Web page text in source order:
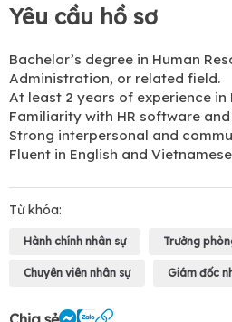
Yêu cầu hồ sơ
Bachelor’s degree in Human
Administration, or related field.
At least 2 years of experience in
Familiarity with HR software
Strong interpersonal and
Fluent in English and
Từ khóa:
Hành chính nhân sự Trưởng
Chuyên viên nhân sự Giám đốc